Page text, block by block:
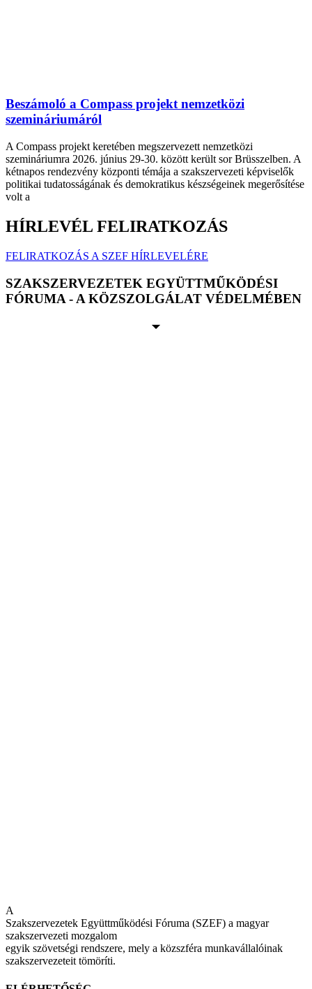
Beszámoló a Compass projekt nemzetközi
szemináriumáról
A Compass projekt keretében megszervezett nemzetközi
szemináriumra 2026. június 29-30. között került sor Brüsszelben. A
kétnapos rendezvény központi témája a szakszervezeti képviselők
politikai tudatosságának és demokratikus készségeinek megerősítése
volt a
HÍRLEVÉL FELIRATKOZÁS
FELIRATKOZÁS A SZEF HÍRLEVELÉRE
SZAKSZERVEZETEK EGYÜTTMŰKÖDÉSI
FÓRUMA - A KÖZSZOLGÁLAT VÉDELMÉBEN
A
Szakszervezetek Együttműködési Fóruma (SZEF) a magyar
szakszervezeti mozgalom
egyik szövetségi rendszere, mely a közszféra munkavállalóinak
szakszervezeteit tömöríti.